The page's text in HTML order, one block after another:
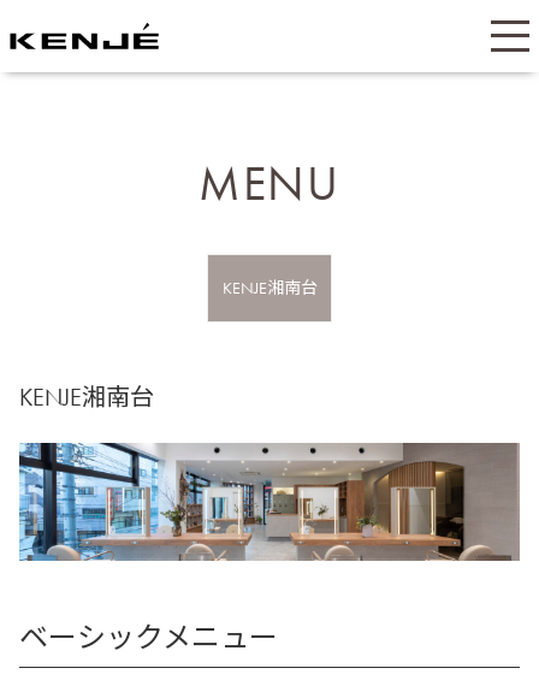
MENU
KENJE湘南台
KENJE湘南台
ベーシックメニュー